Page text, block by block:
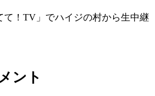
て！TV」でハイジの村から生中継
ント